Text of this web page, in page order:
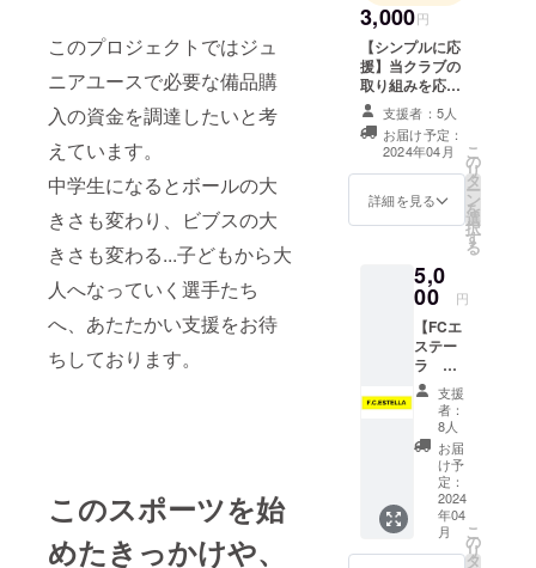
このプロジェクトではジュ
ニアユースで必要な備品購
入の資金を調達したいと考
えています。
中学生になるとボールの大
きさも変わり、ビブスの大
きさも変わる...子どもから大
人へなっていく選手たち
へ、あたたかい支援をお待
ちしております。
このスポーツを始
めたきっかけや、
3,000円
【シンプルに応
援】当クラブの
取り組みを応援
していただける
方へお礼のメー
ル
支援者：5人
お届け予定：
2024年04月
詳細を見る
こ
の
リ
タ
ー
ン
を
選
択
す
る
5,0
00 円
【FCエ
ステー
ラ
HOME
オリジ
ナルス
テッ
カー】
ラー：
イエ
ロー サ
イズ：
支援
者：
8人
お届
け予
定：
2024
年04
月
こ
の
リ
タ